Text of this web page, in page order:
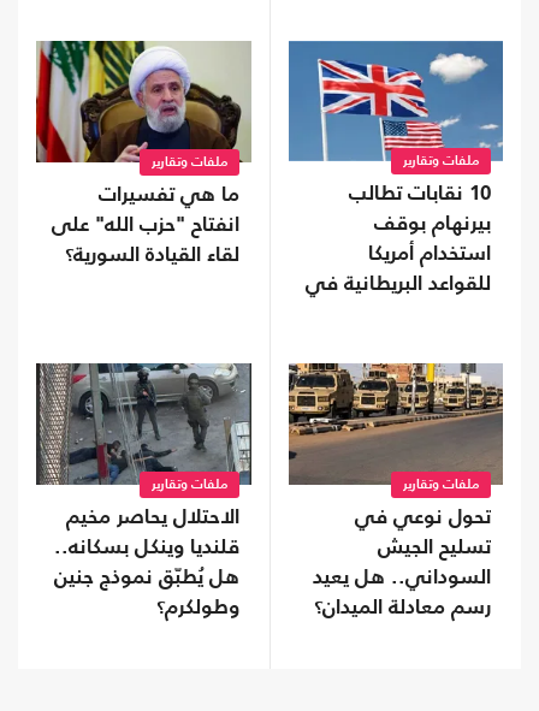
ملفات وتقارير
10 نقابات تطالب
بيرنهام بوقف
استخدام أمريكا
للقواعد البريطانية في
ملفات وتقارير
ما هي تفسيرات
انفتاح "حزب الله" على
لقاء القيادة السورية؟
ملفات وتقارير
تحول نوعي في
تسليح الجيش
السوداني.. هل يعيد
رسم معادلة الميدان؟
ملفات وتقارير
الاحتلال يحاصر مخيم
قلنديا وينكل بسكانه..
هل يُطبّق نموذج جنين
وطولكرم؟